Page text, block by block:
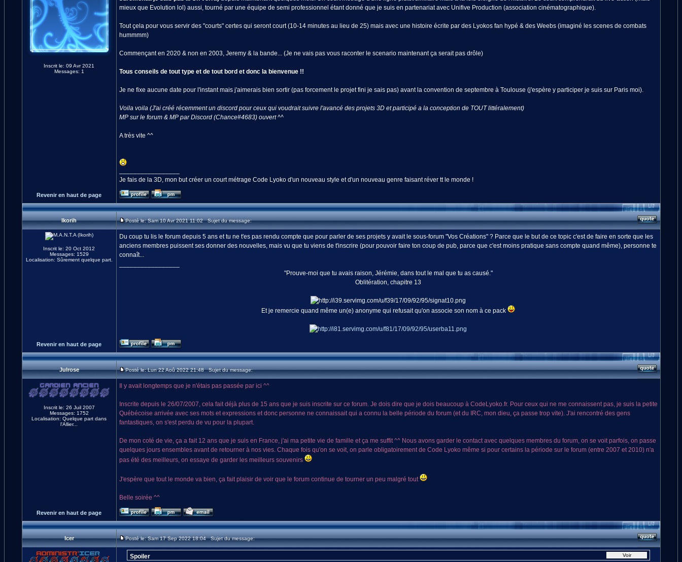
Inscrit le: 09 Avr 2021
Messages: 1
mieux que Evolution lol) aussi, tourné par une équipe de semi professionnel étant donné que je suis en partenariat avec Unifive Production (association cinématographique).
Tout çela pour vous servir des "courts" certes qui seront court (10-14 minutes au lieu de 25) mais avec une histoire écrite par des Lyokos fan hypé & des Weebs (imaginé les scenes de combats
hummmm)
Commençant en 2020 & non en 2003, Jeremy & la bande... (Je ne vais pas vous raconter le scenario maintenant ça serait pas drôle)
Tous conseils de tout type et de tout bord et donc la bienvenue !!
Je ne fixe aucune date pour l'instant mais j'aimerais bien sortir (pas forcement le projet fini je sais pas) avant la convention de septembre à Toulouse (j'espère y participer je suis sur Paris moi).
Voila voila (J'ai créé récemment un discord pour ceux qui voudrait suivre l'avancé des projets 3D et participé a la conception de TOUT littéralement)
MP sur le forum & MP par Discord (Chance#4683) ouvert ^^
A très vite ^^
Je fais de la 3D, mon but créer un court métrage Code Lyoko d'un nouveau style et d'un nouveau genre faisant réver tt le monde !
Revenir en haut de page
Ikorih Posté le: Sam 10 Avr 2021 11:02 Sujet du message:
Inscrit le: 20 Oct 2012
Messages: 1529
Localisation: Sûrement quelque part.
Du coup tu lis le forum depuis 5 ans et tu ne t'es pas rendu compte que pour parler de ses projets y avait le sous-forum "Vos Créations" ? Parce que le but de ce topic c'est de faire en sorte que les
anciens membres puissent ses donner des nouvelles, mais vu que tu viens de t'inscrire (pour pouvoir faire ton coup de pub, parce que c'est moins pratique sans compte quand même), personne te
connaît...
"Prouve-moi que tu avais raison, Jérémie, dans tout le mal que tu as causé."
Oblitération, chapitre 13
Et je remercie quand même un(e) anonyme qui refusait qu'on associe son nom à ce pack
Revenir en haut de page
Julrose Posté le: Lun 22 Aoû 2022 21:48 Sujet du message:
Inscrit le: 26 Juil 2007
Messages: 1752
Localisation: Quelque part dans
l'Allier...
Il y avait longtemps que je n'étais pas passée par ici ^^
Inscrite depuis le 26/07/2007, cela fait déjà plus de 15 ans que je suis inscrite sur ce forum. Je dois dire que je dois beaucoup à CodeLyoko.fr. Pour ceux qui ne me connaissent pas, je suis la petite
Québécoise arrivée avec ses mots et expressions et donc personne ne connaissait qui a connu la belle période du forum (et du IRC, mon dieu, ça passe trop vite). J'ai rencontré des gens
fantastiques, on s'est perdu de vu pour la plupart.
De mon coté de vie, ça a fait 12 ans que je suis en France, j'ai ma petite vie de famille et ça me suffit ^^ Nous avons garder le contact avec quelques membres du forum, on se voit parfois, on passe
quelques jours ensembles avant de retourner à nos vies. Chaque fois qu'on se voit, on parle obligatoirement de Code Lyoko même si pour certains la période sur le forum (entre 2007 et 2010) n'a
pas été des meilleurs, on essaye de garder les meilleurs souvenirs
J'espère que tout le monde va bien, ça fait plaisir de voir que le forum continue de tourner un peu malgré tout
Belle soirée ^^
Revenir en haut de page
Icer Posté le: Sam 17 Sep 2022 18:04 Sujet du message:
Spoiler